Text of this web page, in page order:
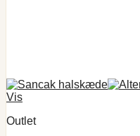
Vis
Outlet